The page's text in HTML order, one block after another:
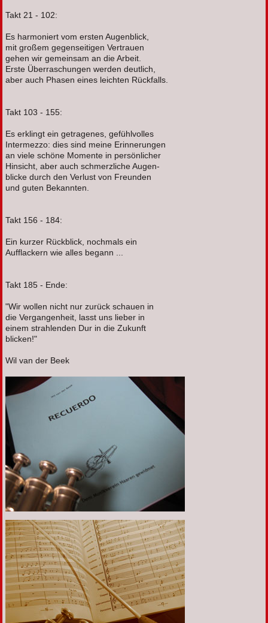
Takt 21 - 102:
Es harmoniert vom ersten Augenblick,
mit großem gegenseitigen Vertrauen
gehen wir gemeinsam an die Arbeit.
Erste Überraschungen werden deutlich,
aber auch Phasen eines leichten Rückfalls.
Takt 103 - 155:
Es erklingt ein getragenes, gefühlvolles
Intermezzo: dies sind meine Erinnerungen
an viele schöne Momente in persönlicher
Hinsicht, aber auch schmerzliche Augen-
blicke durch den Verlust von Freunden
und guten Bekannten.
Takt 156 - 184:
Ein kurzer Rückblick, nochmals ein
Aufflackern wie alles begann ...
Takt 185 - Ende:
"Wir wollen nicht nur zurück schauen in
die Vergangenheit, lasst uns lieber in
einem strahlenden Dur in die Zukunft
blicken!"
Wil van der Beek